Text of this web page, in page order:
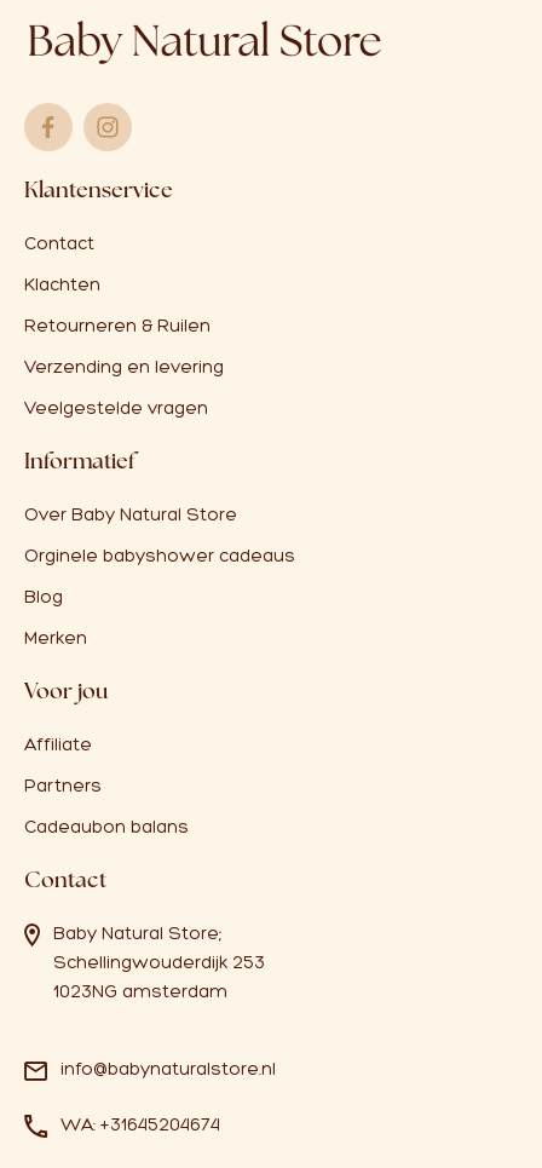
Klantenservice
Contact
Klachten
Retourneren & Ruilen
Verzending en levering
Veelgestelde vragen
Informatief
Over Baby Natural Store
Orginele babyshower cadeaus
Blog
Merken
Voor jou
Affiliate
Partners
Cadeaubon balans
Contact
Baby Natural Store;
Schellingwouderdijk 253
1023NG amsterdam
info@babynaturalstore.nl
WA: +31645204674